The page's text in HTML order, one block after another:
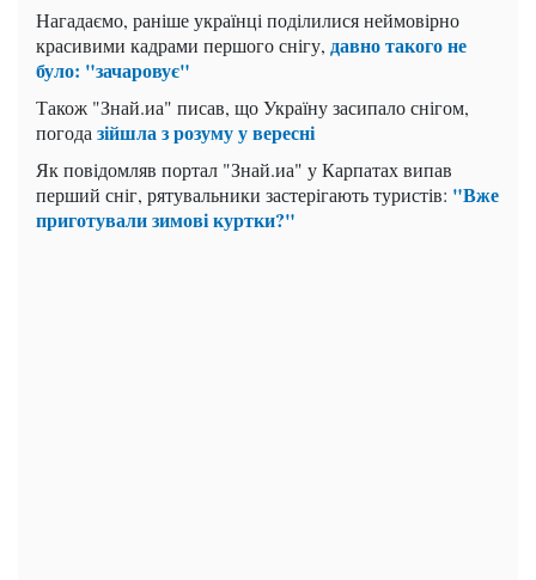
Нагадаємо, раніше українці поділилися неймовірно
красивими кадрами першого снігу, давно такого не
було: "зачаровує"
Також "Знай.иа" писав, що Україну засипало снігом,
погода зійшла з розуму у вересні
Як повідомляв портал "Знай.иа" у Карпатах випав
перший сніг, рятувальники застерігають туристів: "Вже
приготували зимові куртки?"